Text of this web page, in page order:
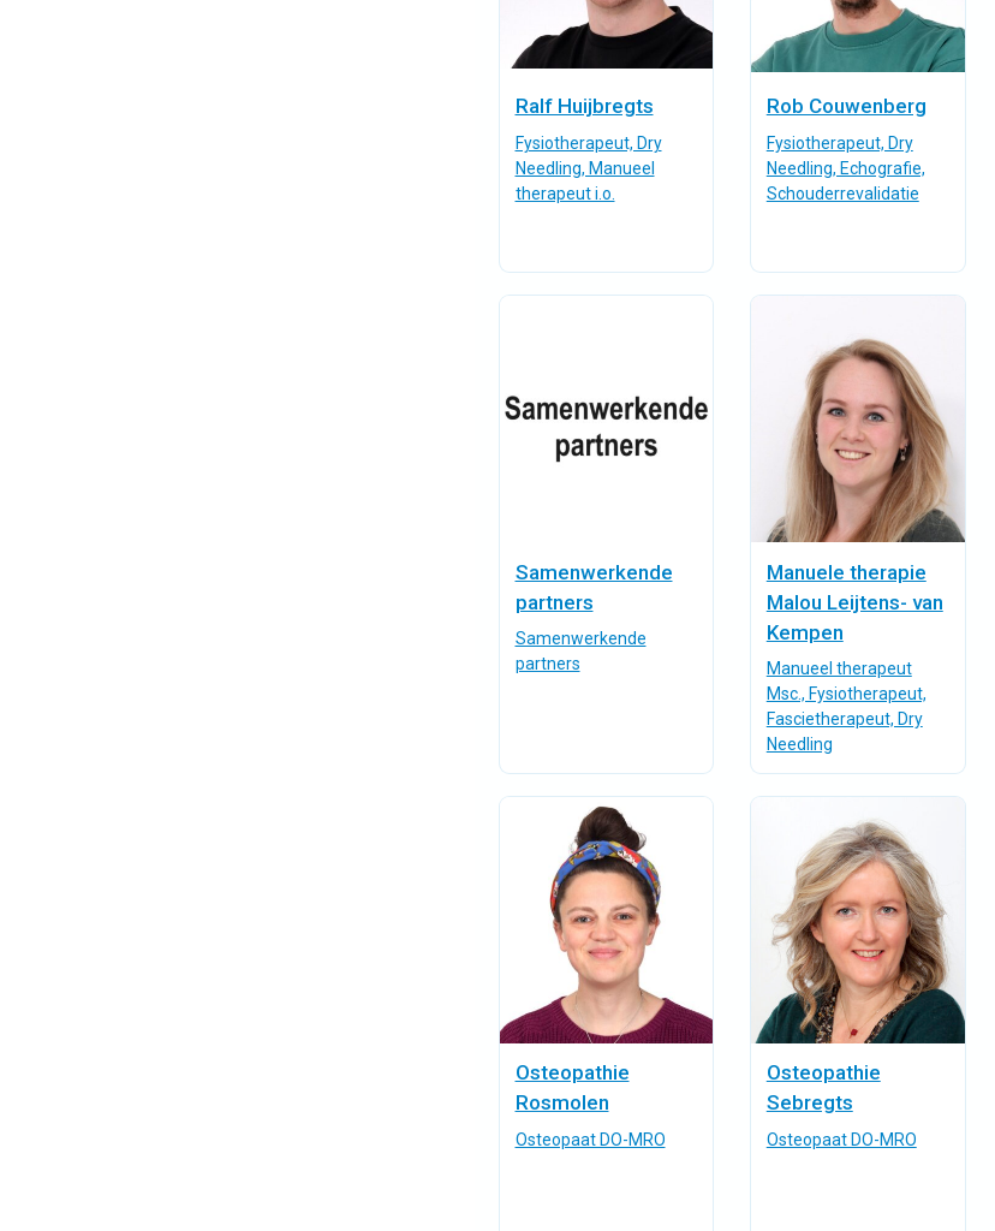
Ralf Huijbregts
Fysiotherapeut, Dry
Needling, Manueel
therapeut i.o.
Rob Couwenberg
Fysiotherapeut, Dry
Needling, Echografie,
Schouderrevalidatie
Samenwerkende
partners
Samenwerkende
partners
Manuele therapie
Malou Leijtens- van
Kempen
Manueel therapeut
Msc., Fysiotherapeut,
Fascietherapeut, Dry
Needling
Osteopathie
Rosmolen
Osteopaat DO-MRO
Osteopathie
Sebregts
Osteopaat DO-MRO